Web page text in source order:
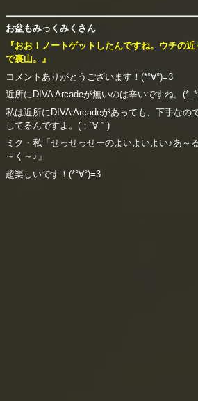
お盆もみっくみくさん
『おお！ノートゲットしたんですね。ウチの
で裏山。』
コメントありがとうございます！(*°∀°)=3
近所にDIVA Arcadeが無いのは辛いですね。
私は近所にDIVA Arcadeがあっても、下手なの
してるんですよ。(；´∀｀)
ミク・私「せっせっせーのよいよいよい♪あ～
～く～♪」
超楽しいです！(*°∀°)=3